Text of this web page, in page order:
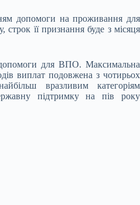
допомоги на проживання для
її признання буде з місяця
допомоги для ВПО. Максимальна
виплат подовжена з чотирьох
вразливим категоріям
підтримку на пів року